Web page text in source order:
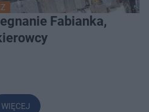
Fabianka,
WIĘCEJ